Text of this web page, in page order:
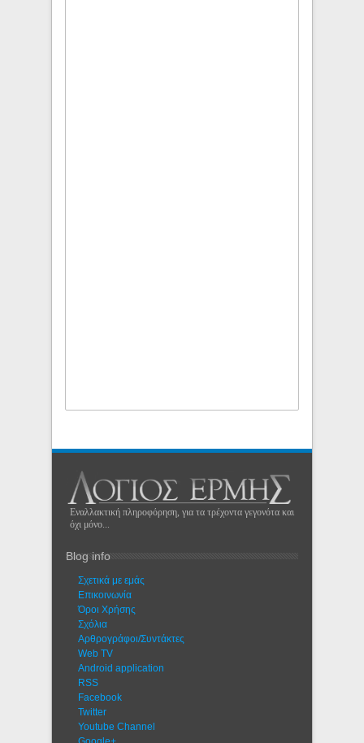
Εναλλακτική πληροφόρηση, για τα τρέχοντα γεγονότα και
όχι μόνο...
Blog info
Σχετικά με εμάς
Eπικοινωνία
Όροι Χρήσης
Σχόλια
Αρθρογράφοι/Συντάκτες
Web TV
Android application
RSS
Facebook
Twitter
Youtube Channel